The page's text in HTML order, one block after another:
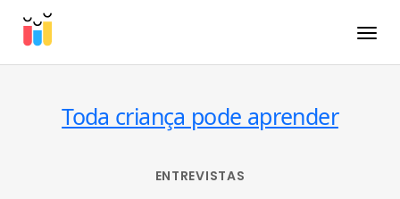
Toda criança pode aprender
ENTREVISTAS